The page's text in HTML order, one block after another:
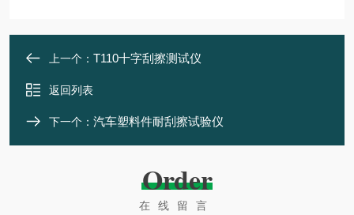
上一个： T110十字刮擦测试仪
返回列表
下一个： 汽车塑料件耐刮擦试验仪
Order
在线留言